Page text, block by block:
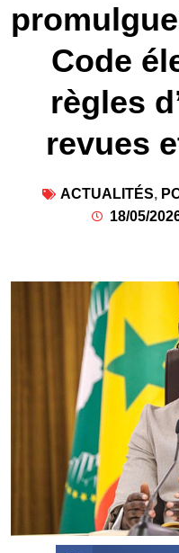
Code
règles
revues
ACTUALITÉS,
18/05/